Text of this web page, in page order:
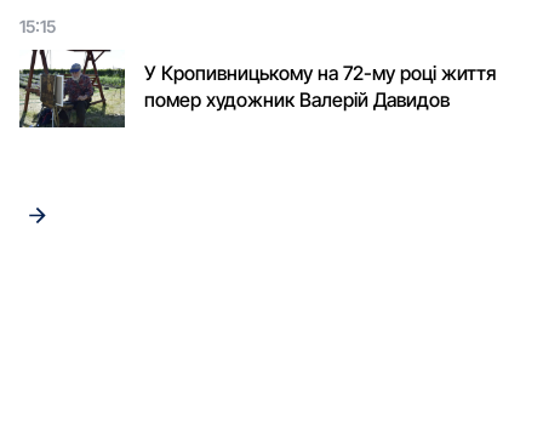
15:15
У Кропивницькому на 72-му році життя
помер художник Валерій Давидов